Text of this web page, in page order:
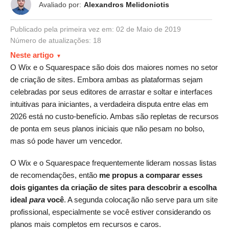
Avaliado por: Alexandros Melidoniotis
Publicado pela primeira vez em: 02 de Maio de 2019
Número de atualizações: 18
Neste artigo
O Wix e o Squarespace são dois dos maiores nomes no setor
de criação de sites. Embora ambas as plataformas sejam
celebradas por seus editores de arrastar e soltar e interfaces
intuitivas para iniciantes, a verdadeira disputa entre elas em
2026 está no custo-benefício. Ambas são repletas de recursos
de ponta em seus planos iniciais que não pesam no bolso,
mas só pode haver um vencedor.
O Wix e o Squarespace frequentemente lideram nossas listas
de recomendações, então me propus a comparar esses
dois gigantes da criação de sites para descobrir a escolha
ideal para você. A segunda colocação não serve para um site
profissional, especialmente se você estiver considerando os
planos mais completos em recursos e caros.